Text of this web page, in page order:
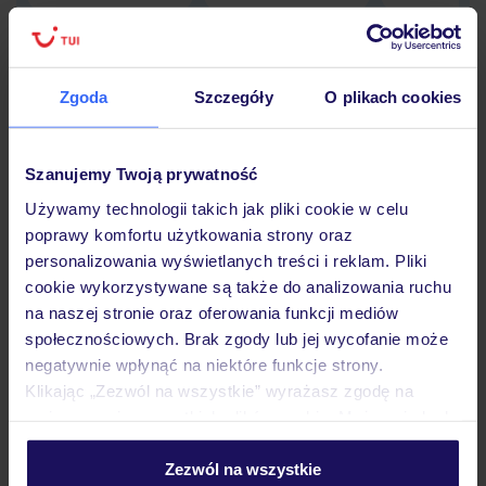
Zgoda Szczegóły O plikach cookies
Szanujemy Twoją prywatność
Używamy technologii takich jak pliki cookie w celu
poprawy komfortu użytkowania strony oraz
personalizowania wyświetlanych treści i reklam. Pliki
cookie wykorzystywane są także do analizowania ruchu
na naszej stronie oraz oferowania funkcji mediów
społecznościowych. Brak zgody lub jej wycofanie może
negatywnie wpłynąć na niektóre funkcje strony.
Klikając „Zezwól na wszystkie” wyrażasz zgodę na
personalizować swój wybór wchodząc w zakładkę
Zezwól na wszystkie
Opinie
Pokoje
Wyżywienie
Atrakcje